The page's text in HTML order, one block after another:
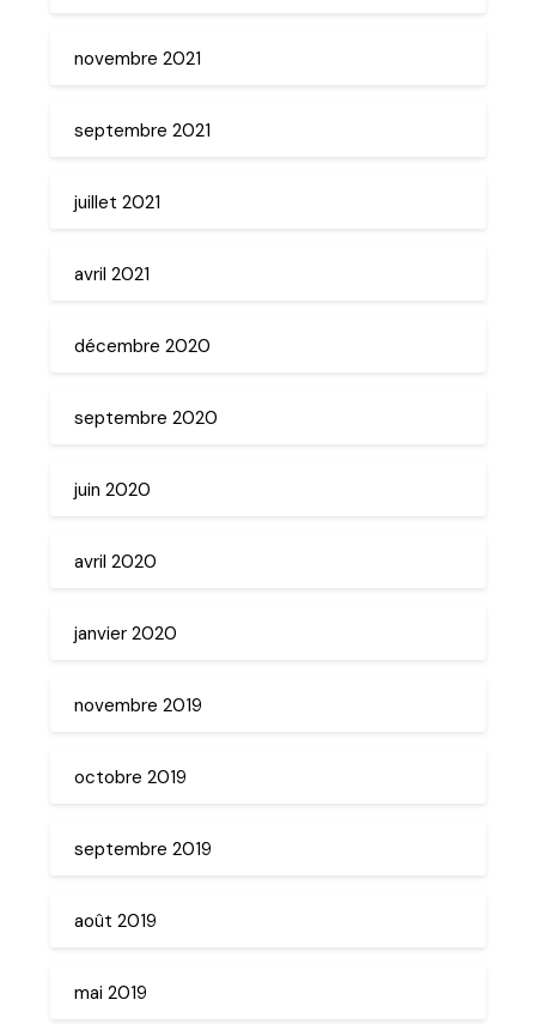
novembre 2021
septembre 2021
juillet 2021
avril 2021
décembre 2020
septembre 2020
juin 2020
avril 2020
janvier 2020
novembre 2019
octobre 2019
septembre 2019
août 2019
mai 2019